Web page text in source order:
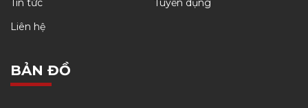
Tin tức
Tuyển dụng
Liên hệ
BẢN ĐỒ